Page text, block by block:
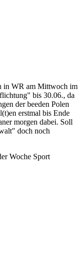
in WR am Mittwoch im
bis 30.06., da
der beeden Polen
erstmal bis Ende
morgen dabei. Soll
doch noch
Woche Sport